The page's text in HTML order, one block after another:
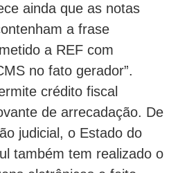
ainda que as notas
a frase
a REF com
no fato gerador”.
crédito fiscal
de arrecadação. De
judicial, o Estado do
também tem realizado o